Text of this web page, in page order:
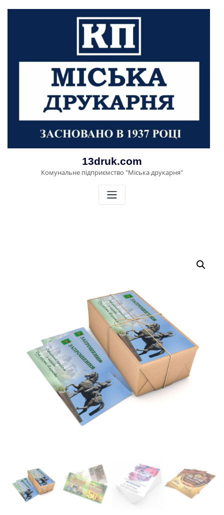
13druk.com
Комунальне підприємство "Міська друкарня"